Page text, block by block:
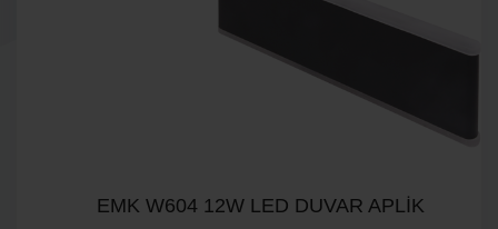
EMK W604 12W LED DUVAR APLİK